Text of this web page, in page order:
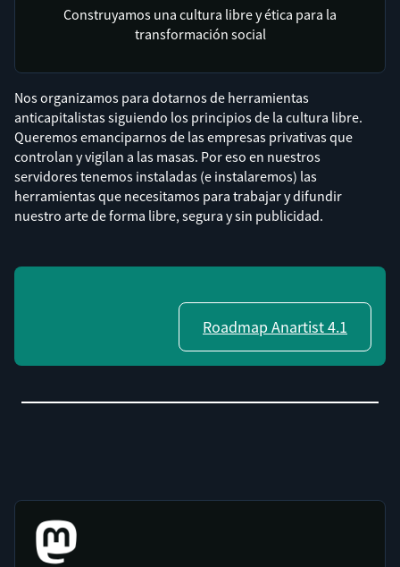
Construyamos una cultura libre y ética para la
transformación social
Nos organizamos para dotarnos de herramientas
anticapitalistas siguiendo los principios de la cultura libre.
Queremos emanciparnos de las empresas privativas que
controlan y vigilan a las masas. Por eso en nuestros
servidores tenemos instaladas (e instalaremos) las
herramientas que necesitamos para trabajar y difundir
nuestro arte de forma libre, segura y sin publicidad.
Roadmap Anartist 4.1